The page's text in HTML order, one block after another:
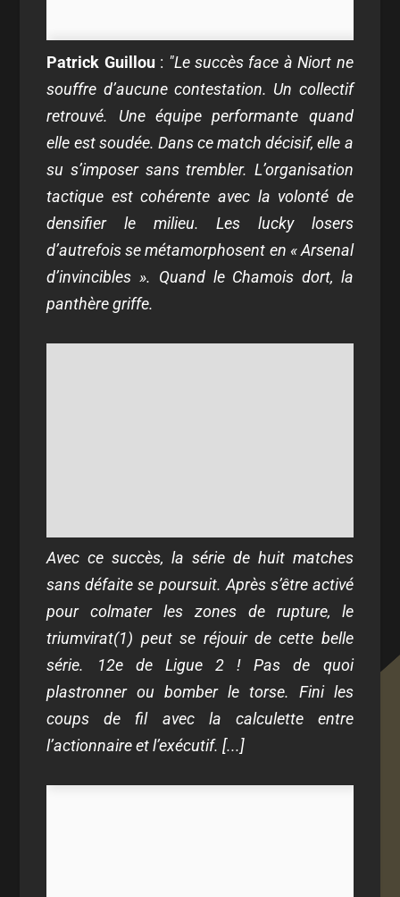
Patrick Guillou: "Le succès face à Niort ne
souffre d’aucune contestation. Un collectif
retrouvé. Une équipe performante quand
elle est soudée. Dans ce match décisif, elle a
su s’imposer sans trembler. L’organisation
tactique est cohérente avec la volonté de
densifier le milieu. Les lucky losers
d’autrefois se métamorphosent en « Arsenal
d’invincibles ». Quand le Chamois dort, la
panthère griffe.
Avec ce succès, la série de huit matches
sans défaite se poursuit. Après s’être activé
pour colmater les zones de rupture, le
triumvirat(1) peut se réjouir de cette belle
série. 12e de Ligue 2 ! Pas de quoi
plastronner ou bomber le torse. Fini les
coups de fil avec la calculette entre
l’actionnaire et l’exécutif. [...]